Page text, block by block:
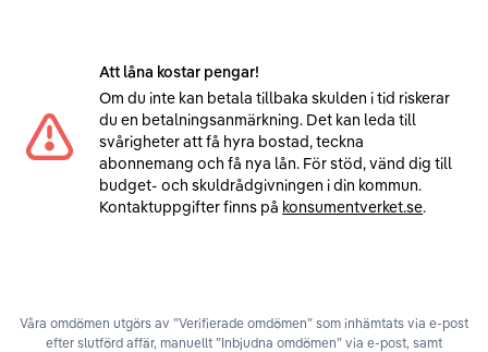
Att låna kostar pengar!
Om du inte kan betala tillbaka skulden i tid riskerar
du en betalningsanmärkning. Det kan leda till
svårigheter att få hyra bostad, teckna
abonnemang och få nya lån. För stöd, vänd dig till
budget- och skuldrådgivningen i din kommun.
Kontaktuppgifter finns på konsumentverket.se.
Våra omdömen utgörs av ”Verifierade omdömen” som inhämtats via e-post
efter slutförd affär, manuellt ”Inbjudna omdömen” via e-post, samt